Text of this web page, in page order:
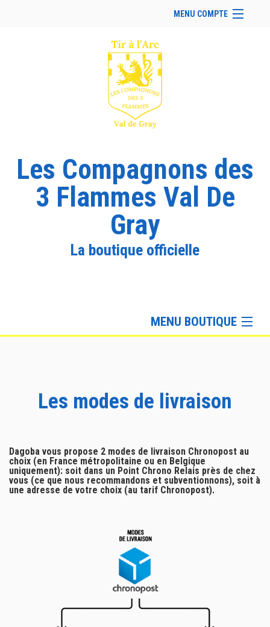
MENU COMPTE
Retour à notre site
Facebook
Instagram
Se connecter
Panier (vide
Les Compagnons des
3 Flammes Val De
Gray
La boutique officielle
MENU BOUTIQUE
Sacs & Accessoires
Les modes de livraison
Dagoba vous propose 2 modes de livraison Chronopost au
choix (en France métropolitaine ou en Belgique
uniquement): soit dans un Point Chrono Relais près de chez
vous (ce que nous recommandons et subventionnons), soit à
une adresse de votre choix (au tarif Chronopost).